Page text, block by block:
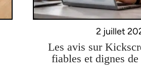
2 juillet
Les avis sur
fiables et dignes